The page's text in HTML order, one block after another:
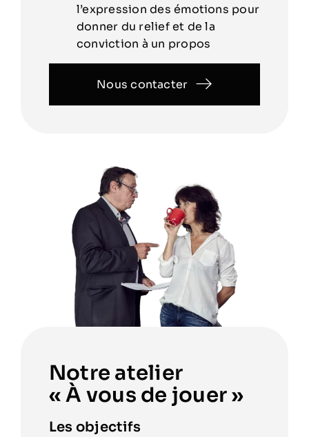
l’expression des émotions pour
donner du relief et de la
conviction à un propos
Nous contacter
Notre atelier
« À vous de jouer »
Les objectifs